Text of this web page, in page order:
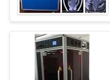
SITEMAP
PRIVACY
POLICY